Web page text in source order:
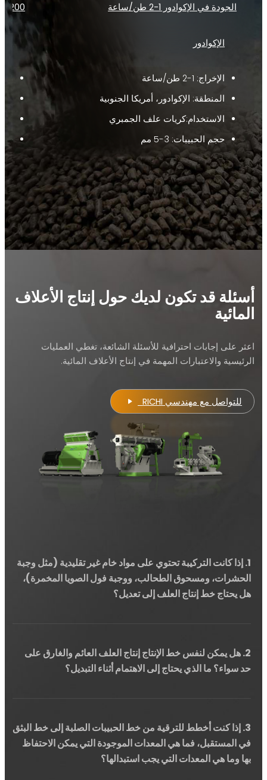
الجودة في الإكوادور 1-2 طن/ساعة
الإكوادور
الإخراج: 1-2 طن/ساعة
المنطقة: الإكوادور، أمريكا الجنوبية
الاستخدام:كريات علف الجمبري
حجم الحبيبات: 3-5 مم
1200-1500 كجم/ساعة في بورتوريكو
حجم
أسئلة قد تكون لديك حول إنتاج الأعلاف
المائية
اعثر على إجابات احترافية للأسئلة الشائعة، تغطي العمليات
الرئيسية والاعتبارات المهمة في إنتاج الأعلاف المائية.
للتواصل مع مهندسي RICHI
1. إذا كانت التركيبة تحتوي على مواد خام غير تقليدية (مثل وجبة
الحشرات، ومسحوق الطحالب، ووجبة فول الصويا المخمرة)،
هل يحتاج خط إنتاج العلف إلى تعديل؟
2. هل يمكن لنفس خط الإنتاج إنتاج العلف العائم والغارق على
حد سواء؟ ما الذي يحتاج إلى الاهتمام أثناء التبديل؟
3. إذا كنت أخطط للترقية من خط الحبيبات الصلبة إلى خط البثق
في المستقبل، فما هي المعدات الموجودة التي يمكن الاحتفاظ
بها وما هي المعدات التي يجب استبدالها؟